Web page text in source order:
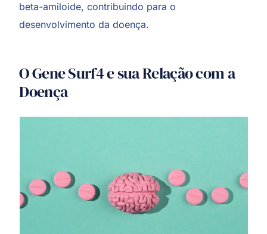
beta-amiloide, contribuindo para o
desenvolvimento da doença.
O Gene Surf4 e sua Relação com a
Doença